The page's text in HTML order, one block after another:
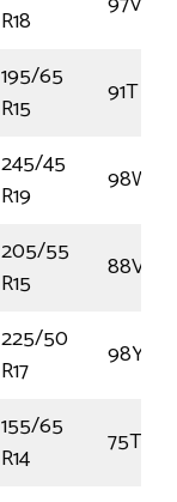
R18
195/65
R15
91T
245/45
R19
98W
205/55
R15
88V
225/50
R17
98Y
155/65
R14
75T